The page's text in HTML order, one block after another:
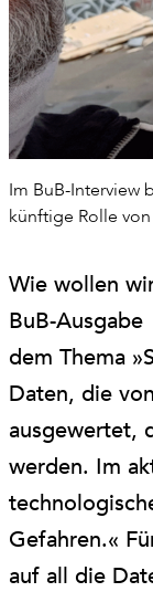
Im BuB-Interview
künftige Rolle
Wie wollen
BuB-
dem Thema
Daten, die
ausgewertet,
werden. Im
Gefahren.«
auf all die